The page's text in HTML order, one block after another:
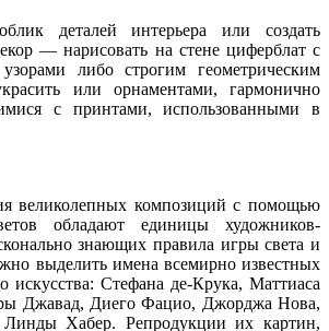
деталей интерьера или создать
— нарисовать на стене циферблат с
либо строгим геометрическим
или орнаментами, гармонично
с принтами, использованными в
великолепных композиций с помощью
обладают единицы художников-
знающих правила игры света и
выделить имена всемирно известных
искусства: Стефана де-Крука, Маттиаса
Джавад, Диего Фацио, Джорджа Нова,
Хабер. Репродукции их картин,